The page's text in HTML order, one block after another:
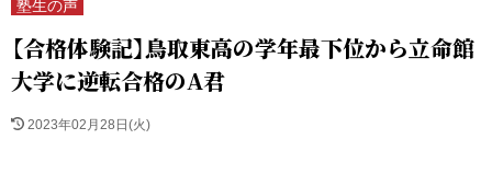
塾生の声
【合格体験記】鳥取東高の学年最下位から立命館
大学に逆転合格のA君
2023年02月28日(火)